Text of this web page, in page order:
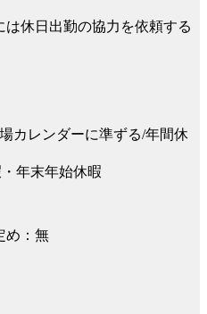
休日出勤の協力を依頼する
カレンダーに準ずる/年間休
年末年始休暇
め：無